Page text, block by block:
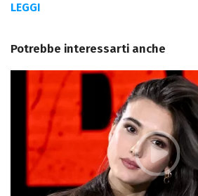
LEGGI
Potrebbe interessarti anche